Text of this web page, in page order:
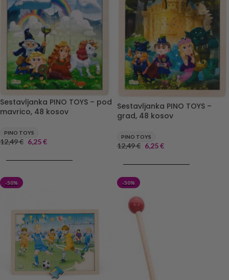
Sestavljanka PINO TOYS – pod
mavrico, 48 kosov
PINO TOYS
12,49€ 6,25€
Sestavljanka PINO TOYS –
grad, 48 kosov
PINO TOYS
12,49€ 6,25€
-50% -50%